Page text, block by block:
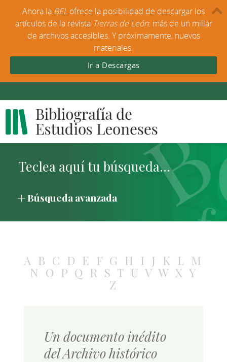
Búsqueda avanzada
A B C D E F G H I J K L M
N O P Q R S T U V W X Y
Z
Un documento inédito
del Archivo histórico
Ahora la BEL ofrece la posibilidad de descargar los
artículos de la revista Tierras de León: más de un millar
de archivos accesibles. Y próximamente, nuevos
materiales.
Ir a Descargas